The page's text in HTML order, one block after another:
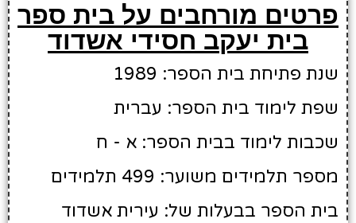
פרטים מורחבים על בית ספר
בית יעקב חסידי אשדוד
שנת פתיחת בית הספר: 1989
שפת לימוד בית הספר: עברית
שכבות לימוד בבית הספר: א - ח
מספר תלמידים משוער: 499 תלמידים
בית הספר בבעלות של: עירית אשדוד